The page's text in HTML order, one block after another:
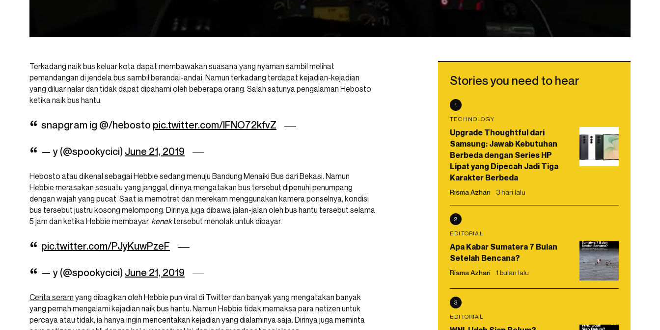
Terkadang naik bus keluar kota dapat membawakan suasana yang nyaman sambil melihat
pemandangan di jendela bus sambil berandai-andai. Namun terkadang terdapat kejadian-kejadian
yang diluar nalar dan tidak dapat dipahami oleh beberapa orang. Salah satunya pengalaman Hebosto
ketika naik bus hantu.
snapgram ig @/hebosto pic.twitter.com/lFNO72kfvZ
— y (@spookycici) June 21, 2019
Hebosto atau dikenal sebagai Hebbie sedang menuju Bandung Menaiki Bus dari Bekasi. Namun
Hebbie merasakan sesuatu yang janggal, dirinya mengatakan bus tersebut dipenuhi penumpang
dengan wajah yang pucat. Saat ia memotret dan merekam menggunakan kamera ponselnya, kondisi
bus tersebut justru kosong melompong. Dirinya juga dibawa jalan-jalan oleh bus hantu tersebut selama
5 jam dan ketika Hebbie membayar, kenektersebut menolak untuk dibayar.
pic.twitter.com/PJyKuwPzeF
— y (@spookycici) June 21, 2019
Cerita seram yang dibagikan oleh Hebbie pun viral di Twitter dan banyak yang mengatakan banyak
yang pernah mengalami kejadian naik bus hantu. Namun Hebbie tidak memaksa para netizen untuk
percaya atau tidak, ia hanya ingin menceritakan kejadian yang dialaminya saja. Dirinya juga meminta
Stories you need to hear
1
TECHNOLOGY
Upgrade Thoughtful dari
Samsung: Jawab Kebutuhan
Berbeda dengan Series HP
Lipat yang Dipecah Jadi Tiga
Karakter Berbeda
Risma Azhari 3 hari lalu
2
EDITORIAL
Apa Kabar Sumatera 7 Bulan
Setelah Bencana?
Risma Azhari 1 bulan lalu
3
EDITORIAL